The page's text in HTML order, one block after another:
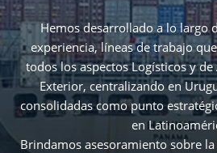
Hemos desarrollado a lo largo
experiencia, líneas de trabajo
todos los aspectos Logísticos y
Exterior, centralizando en
consolidadas como punto
en
Brindamos asesoramiento sobre